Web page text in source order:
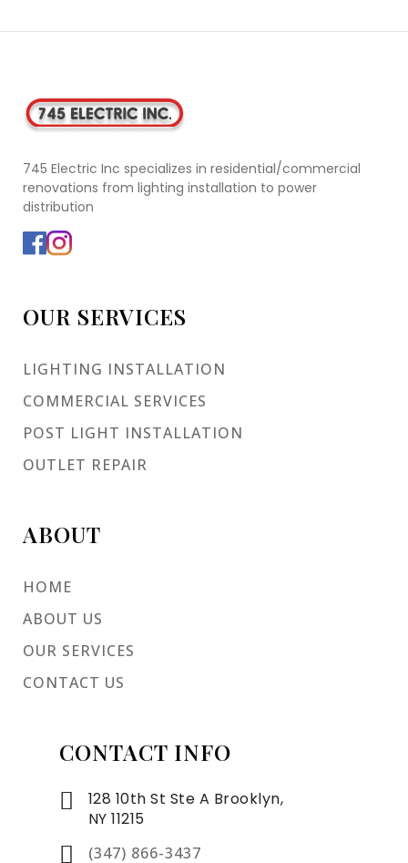
745 Electric Inc specializes in residential/commercial
renovations from lighting installation to power
distribution
OUR SERVICES
LIGHTING INSTALLATION
COMMERCIAL SERVICES
POST LIGHT INSTALLATION
OUTLET REPAIR
ABOUT
HOME
ABOUT US
OUR SERVICES
CONTACT US
CONTACT INFO
128 10th St Ste A Brooklyn,
NY 11215
(347) 866-3437